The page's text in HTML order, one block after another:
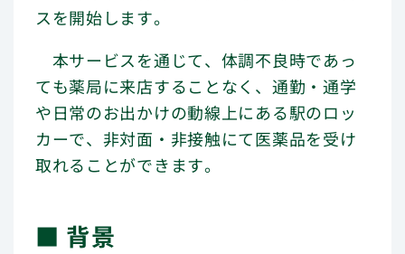
スを開始します。
本サービスを通じて、体調不良時であっ
ても薬局に来店することなく、通勤・通学
や日常のお出かけの動線上にある駅のロッ
カーで、非対面・非接触にて医薬品を受け
取れることができます。
■ 背景
マルチエキューブを
各地へ展開
会社情報
バリュー（行動指針）